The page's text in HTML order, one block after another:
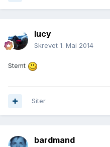
lucy
Skrevet 1. Mai 2014
Stemt
Siter
bardmand